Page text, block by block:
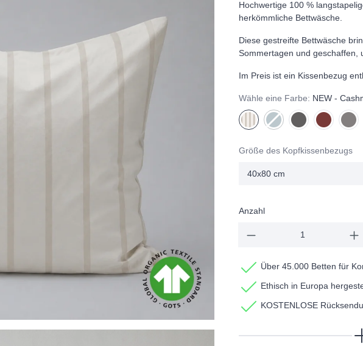
Hochwertige 100 %
herkömmliche Bettwäsche.
Diese gestreifte Bettwäsche
Sommertagen und geschaffen,
Im Preis ist ein Kissenbezug
Wähle eine Farbe: NEW -
NEW - Cashmere Stripes
Lake
(Diese Option ist zurzeit
Ash Clay Fog
Größe des Kopfkissenbezugs
Anzahl
Über 45.000 Betten für
Ethisch in Europa
KOSTENLOSE